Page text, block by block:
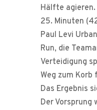
Hälfte
25. Minuten
Paul Levi
Run, die
Verteidigung
Weg zum Korb
Das Ergebnis
Der Vorsprung